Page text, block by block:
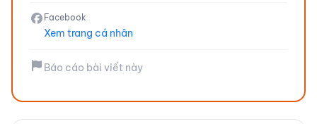
Facebook
Xem trang cá nhân
Báo cáo bài viết này